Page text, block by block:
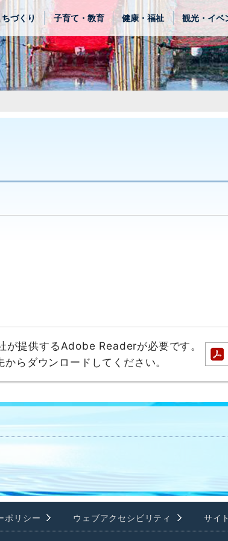
づくり 子育て・教育 健康・福祉 観光・イベ
提供するAdobe Readerが必要です。
らダウンロードしてください。
ポリシー ウェブアクセシビリティ サイ